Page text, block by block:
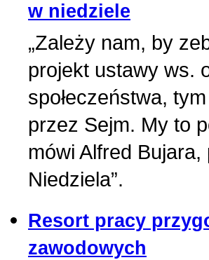
w niedziele
„Zależy nam, by
projekt ustawy ws.
społeczeństwa,
przez Sejm. My to
mówi Alfred
Niedziela”.
Resort pracy
zawodowych